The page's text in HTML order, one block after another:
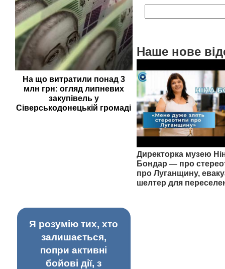
На що витратили понад 3
млн грн: огляд липневих
закупівель у
Сіверськодонецькій громаді
Наше нове
Директорка музею
Бондар — про
про Луганщину,
шелтер для
Я розумію тих, хто
залишається,
попри активні
бойові дії, з